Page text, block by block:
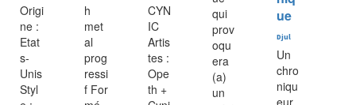
Origi
ne :
Etat
s-
Unis
Styl
h
met
al
prog
ressi
f For
CYN
IC
Artis
tes :
Ope
th +
qui
prov
oqu
era
(a)
un
ue
Djul
Un
chro
niqu